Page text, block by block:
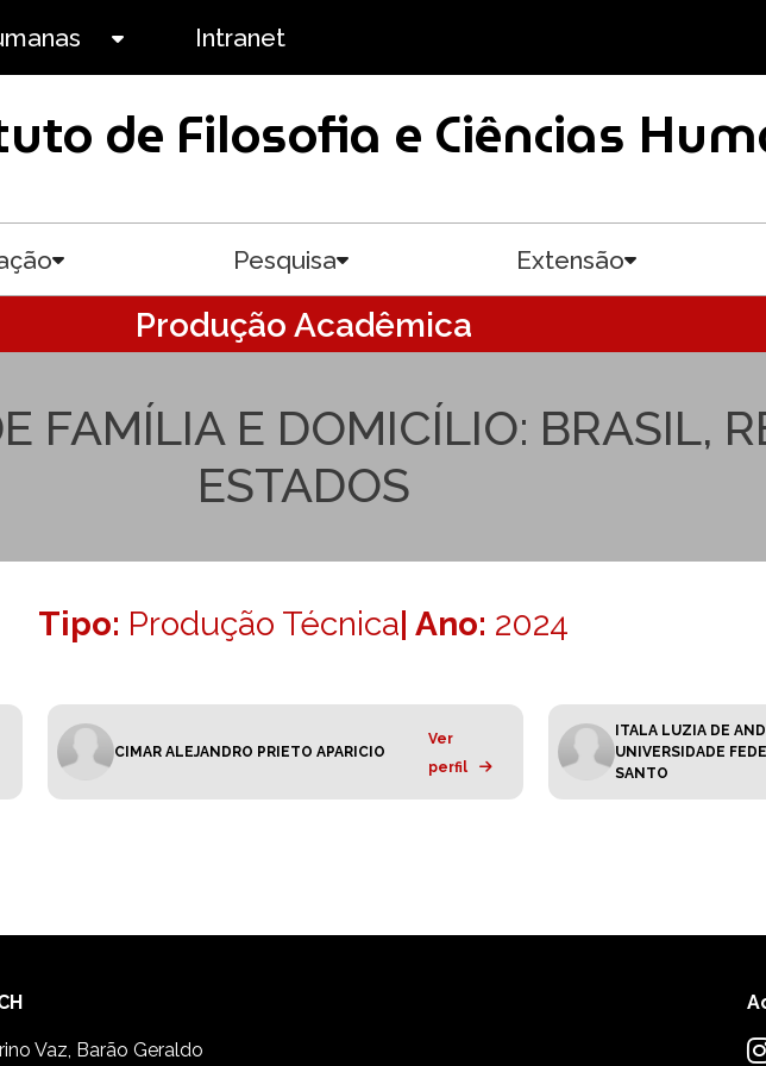
Intranet
de Filosofia e Ciências
Pesquisa Extensão
Produção Acadêmica
FAMÍLIA E DOMICÍLIO: BRASIL,
ESTADOS
Tipo: Produção Técnica| Ano: 2024
CIMAR ALEJANDRO PRIETO APARICIO
Ver
perfil
ITALA LUZIA DE
UNIVERSIDADE
SANTO
Vaz, Barão Geraldo